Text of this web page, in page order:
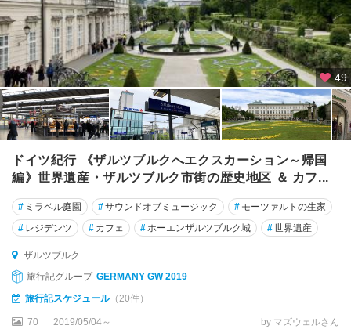
49
ドイツ紀行 《ザルツブルクへエクスカーション～帰国
編》世界遺産・ザルツブルク市街の歴史地区 ＆ カフ...
# ミラベル庭園 #サウンドオブミュージック # モーツァルトの生家
# レジデンツ # カフェ #ホーエンザルツブルク城 #世界遺産
ザルツブルク
旅行記グループ GERMANY GW 2019
旅行記スケジュール（20件）
70 2019/05/04～ by マズウェルさん